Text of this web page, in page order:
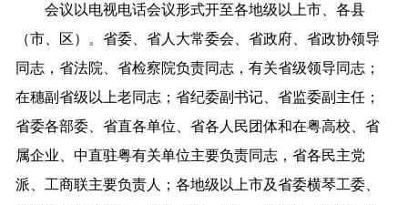
会议以电视电话会议形式开至各地级以上市、各县
（市、区）。省委、省人大常委会、省政府、省政协领导
同志，省法院、省检察院负责同志，有关省级领导同志；
在穗副省级以上老同志；省纪委副书记、省监委副主任；
省委各部委、省直各单位、省各人民团体和在粤高校、省
属企业、中直驻粤有关单位主要负责同志，省各民主党
派、工商联主要负责人；各地级以上市及省委横琴工委、